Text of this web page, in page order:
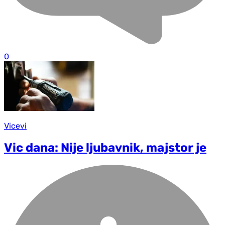
0
Vicevi
Vic dana: Nije ljubavnik, majstor je